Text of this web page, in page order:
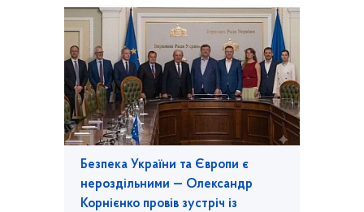
Безпека України та Європи є
нероздільними — Олександр
Корнієнко провів зустріч із